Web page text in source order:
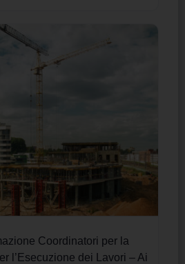
Coordinatori per la
l’Esecuzione dei Lavori – Ai